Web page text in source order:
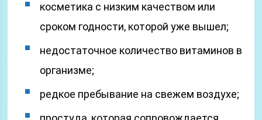
косметика с низким качеством или
сроком годности, которой уже вышел;
недостаточное количество витаминов в
организме;
редкое пребывание на свежем воздухе;